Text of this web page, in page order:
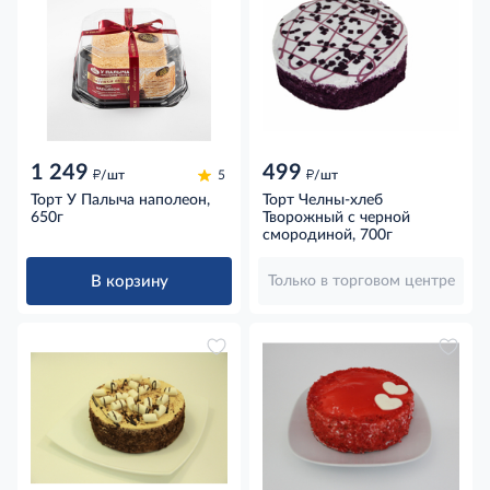
1 249 д/шт 5
Торт У Палыча наполеон,
650г
В корзину
499 д/шт
Торт Челны-хлеб
Творожный с черной
смородиной, 700г
Только в торговом центре